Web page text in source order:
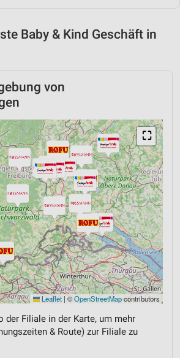
Baby & Kind Geschäft in
von
⛶
Leaflet | ©OpenStreetMapcontributors
der Filiale in der Karte, um mehr
& Route) zur Filiale zu